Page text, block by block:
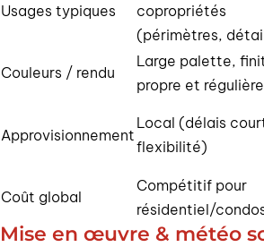
Usages typiques
copropriétés
(périmètres,
Couleurs / rendu
Large palette,
propre et régulière
Approvisionnement
Local (délais
flexibilité)
Coût global
Compétitif pour
résidentiel/
Mise en œuvre & météo